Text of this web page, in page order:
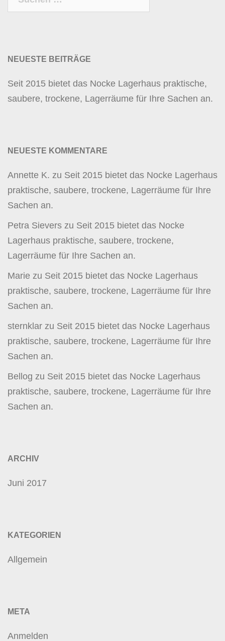
nach:
NEUESTE BEITRÄGE
Seit 2015 bietet das Nocke Lagerhaus praktische,
saubere, trockene, Lagerräume für Ihre Sachen an.
NEUESTE KOMMENTARE
Annette K. zu Seit 2015 bietet das Nocke Lagerhaus
praktische, saubere, trockene, Lagerräume für Ihre
Sachen an.
Petra Sievers zu Seit 2015 bietet das Nocke
Lagerhaus praktische, saubere, trockene,
Lagerräume für Ihre Sachen an.
Marie zu Seit 2015 bietet das Nocke Lagerhaus
praktische, saubere, trockene, Lagerräume für Ihre
Sachen an.
sternklar zu Seit 2015 bietet das Nocke Lagerhaus
praktische, saubere, trockene, Lagerräume für Ihre
Sachen an.
Bellog zu Seit 2015 bietet das Nocke Lagerhaus
praktische, saubere, trockene, Lagerräume für Ihre
Sachen an.
ARCHIV
Juni 2017
KATEGORIEN
Allgemein
META
Anmelden